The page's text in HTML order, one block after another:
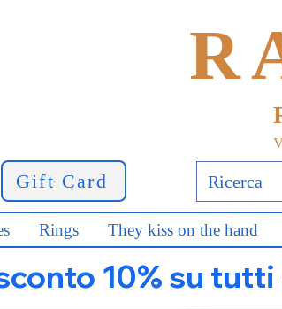
Gift Card
Rings They kiss on the hand
10% su